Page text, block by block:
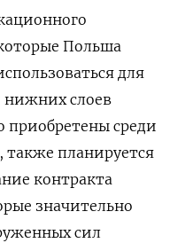
Польша
для
нижних слоев
среди
также планируется
контракта
значительно
сил